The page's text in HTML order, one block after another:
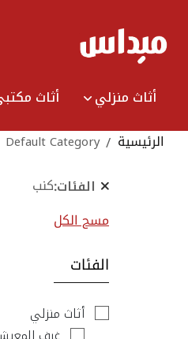
Content
أثاث منزلي أثاث
الرئيسية
Default Category
الفئات كنب
مسح الكل
الفئات
أثاث منزلي